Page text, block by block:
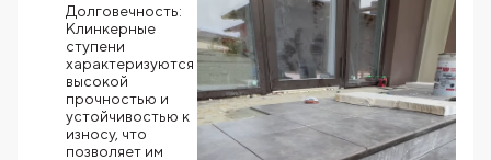
Долговечность:
Клинкерные
ступени
характеризуются
высокой
прочностью и
устойчивостью к
износу, что
позволяет им